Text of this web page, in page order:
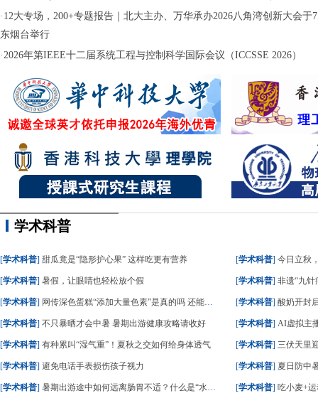
· 12大专场，200+专题报告｜北大主办、万华承办2026八角湾创新大会于
东烟台举行
·2026年第IEEE十二届系统工程与控制科学国际会议（ICCSSE 2026）
学术科普
[学术科普] 甜瓜竟是“隐形护心果” 这样吃更有营养
[学术科普] 暑假，让眼睛也轻松放个假
[学术科普] 网传深色蛋糕“添加大量色素”是真的吗 还能不能吃？
[学术科普] 不只暴晒才会中暑 暑期出游健康攻略请收好
[学术科普] 有种累叫“湿气重”！夏秋之交如何给身体透气
[学术科普] 避免电话手表损伤孩子视力
[学术科普] 暑期出游途中如何远离肠胃不适？什么是“水土不服”？一文了解
[学术科普] 今日立秋
[学术科普] 非遗“九针
[学术科普] 酸奶开封
[学术科普] AI虚拟主播
[学术科普] 三伏天里
[学术科普] 夏日防中
[学术科普] 吃小麦+